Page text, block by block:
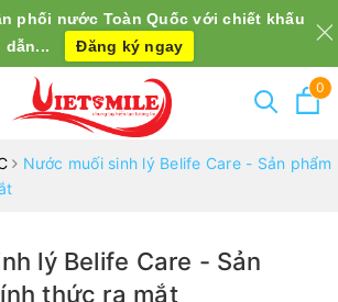
0
Nước muối sinh lý Belife Care - Sản phẩm
lý Belife Care - Sản
thức ra mắt
phối nước Toàn Quốc với chiết khấu
dẫn...
Đăng ký ngay